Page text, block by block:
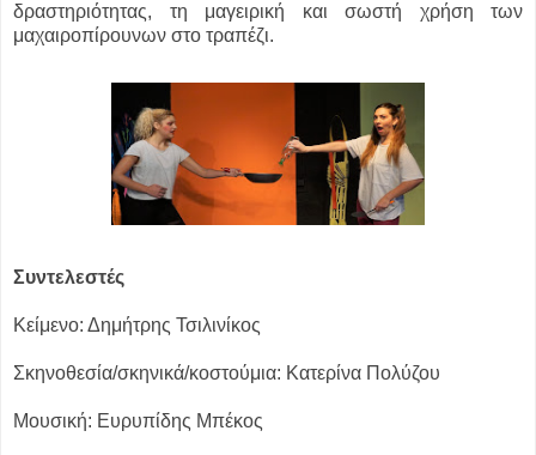
δραστηριότητας, τη μαγειρική και σωστή χρήση των
μαχαιροπίρουνων στο τραπέζι.
Συντελεστές
Κείμενο: Δημήτρης Τσιλινίκος
Σκηνοθεσία/σκηνικά/κοστούμια: Κατερίνα Πολύζου
Μουσική: Ευρυπίδης Μπέκος